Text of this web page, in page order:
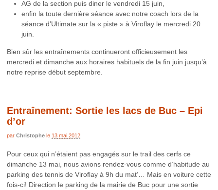
AG de la section puis diner le vendredi 15 juin,
enfin la toute dernière séance avec notre coach lors de la
séance d’Ultimate sur la « piste » à Viroflay le mercredi 20
juin.
Bien sûr les entraînements continueront officieusement les
mercredi et dimanche aux horaires habituels de la fin juin jusqu’à
notre reprise début septembre.
Entraînement: Sortie les lacs de Buc – Epi
d’or
par Christophe le 13 mai 2012
Pour ceux qui n’étaient pas engagés sur le trail des cerfs ce
dimanche 13 mai, nous avions rendez-vous comme d’habitude au
parking des tennis de Viroflay à 9h du mat’… Mais en voiture cette
fois-ci! Direction le parking de la mairie de Buc pour une sortie